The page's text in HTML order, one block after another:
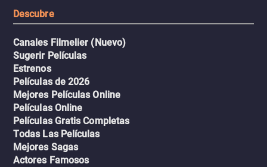
Descubre
Canales Filmelier (Nuevo)
Sugerir Películas
Estrenos
Películas de 2026
Mejores Películas Online
Películas Online
Películas Gratis Completas
Todas Las Películas
Mejores Sagas
Actores Famosos